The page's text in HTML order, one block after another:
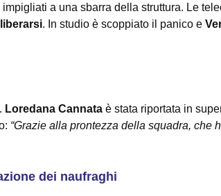
impigliati a una sbarra della struttura. Le
liberarsi. In studio è scoppiato il panico e
Loredana Cannata è stata riportata in
“Grazie alla prontezza della squadra, che
dei naufraghi